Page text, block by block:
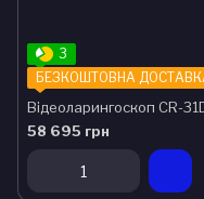
3
БЕЗКОШТОВНА
58 695 грн